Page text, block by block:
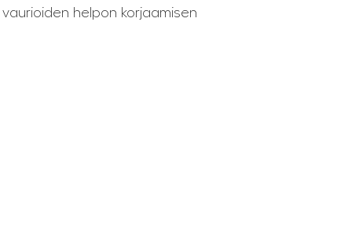
helpon korjaamisen